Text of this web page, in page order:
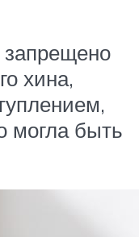
хина,
могла быть